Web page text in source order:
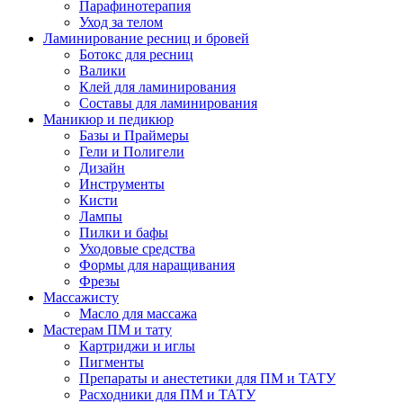
Парафинотерапия
Уход за телом
Ламинирование ресниц и бровей
Ботокс для ресниц
Валики
Клей для ламинирования
Составы для ламинирования
Маникюр и педикюр
Базы и Праймеры
Гели и Полигели
Дизайн
Инструменты
Кисти
Лампы
Пилки и бафы
Уходовые средства
Формы для наращивания
Фрезы
Массажисту
Масло для массажа
Мастерам ПМ и тату
Картриджи и иглы
Пигменты
Препараты и анестетики для ПМ и ТАТУ
Расходники для ПМ и ТАТУ